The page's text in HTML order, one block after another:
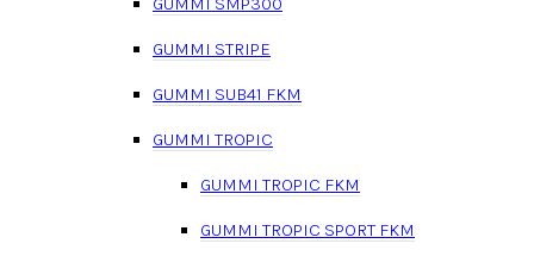
GUMMI STRIPE
GUMMI SUB41 FKM
GUMMI TROPIC
GUMMI TROPIC FKM
GUMMI TROPIC SPORT FKM